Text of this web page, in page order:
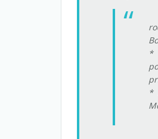
*
*